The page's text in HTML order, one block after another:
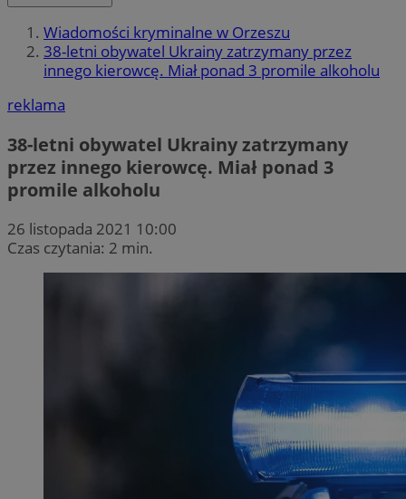
Wiadomości kryminalne w Orzeszu
38-letni obywatel Ukrainy zatrzymany przez
innego kierowcę. Miał ponad 3 promile alkoholu
reklama
38-letni obywatel Ukrainy zatrzymany
przez innego kierowcę. Miał ponad 3
promile alkoholu
26 listopada 2021 10:00
Czas czytania: 2 min.